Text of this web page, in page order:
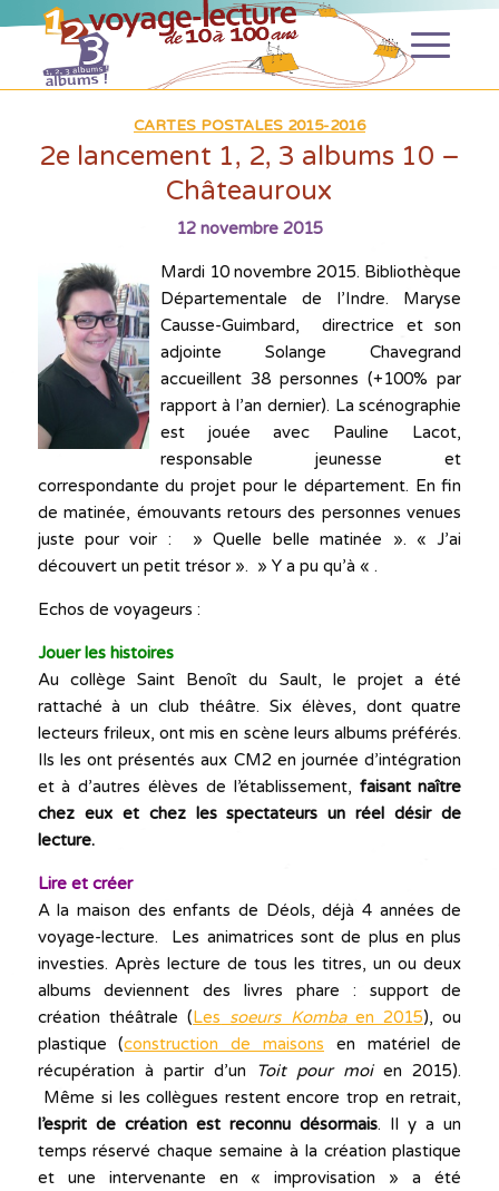
CARTES POSTALES 2015-2016
2e lancement 1, 2, 3 albums 10 –
Châteauroux
12 novembre 2015
Mardi 10 novembre 2015. Bibliothèque
Départementale de l’Indre. Maryse
Causse-Guimbard, directrice et son
adjointe Solange Chavegrand
accueillent 38 personnes (+100% par
rapport à l’an dernier). La scénographie
est jouée avec Pauline Lacot,
responsable jeunesse et
correspondante du projet pour le département. En fin
de matinée, émouvants retours des personnes venues
juste pour voir : » Quelle belle matinée ». « J’ai
découvert un petit trésor ». » Y a pu qu’à « .
Echos de voyageurs :
Jouer les histoires
Au collège Saint Benoît du Sault, le projet a été
rattaché à un club théâtre. Six élèves, dont quatre
lecteurs frileux, ont mis en scène leurs albums préférés.
Ils les ont présentés aux CM2 en journée d’intégration
et à d’autres élèves de l’établissement, faisant naître
chez eux et chez les spectateurs un réel désir de
lecture.
Lire et créer
A la maison des enfants de Déols, déjà 4 années de
voyage-lecture. Les animatrices sont de plus en plus
investies. Après lecture de tous les titres, un ou deux
albums deviennent des livres phare : support de
création théâtrale (Les soeurs Kombaen 2015), ou
plastique (construction de maisons en matériel de
récupération à partir d’un Toit pour moien 2015).
Même si les collègues restent encore trop en retrait,
l’esprit de création est reconnu désormais. Il y a un
temps réservé chaque semaine à la création plastique
et une intervenante en « improvisation » a été